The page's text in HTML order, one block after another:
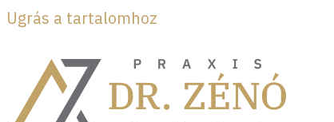
Ugrás a tartalomhoz